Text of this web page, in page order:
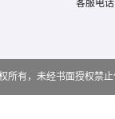
客服电
所有，未经书面授权